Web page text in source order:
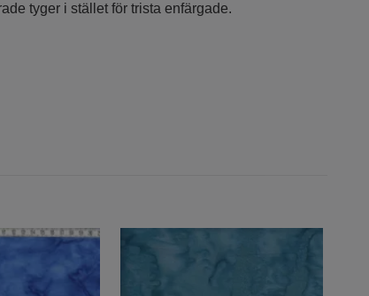
tyger i stället för trista enfärgade.